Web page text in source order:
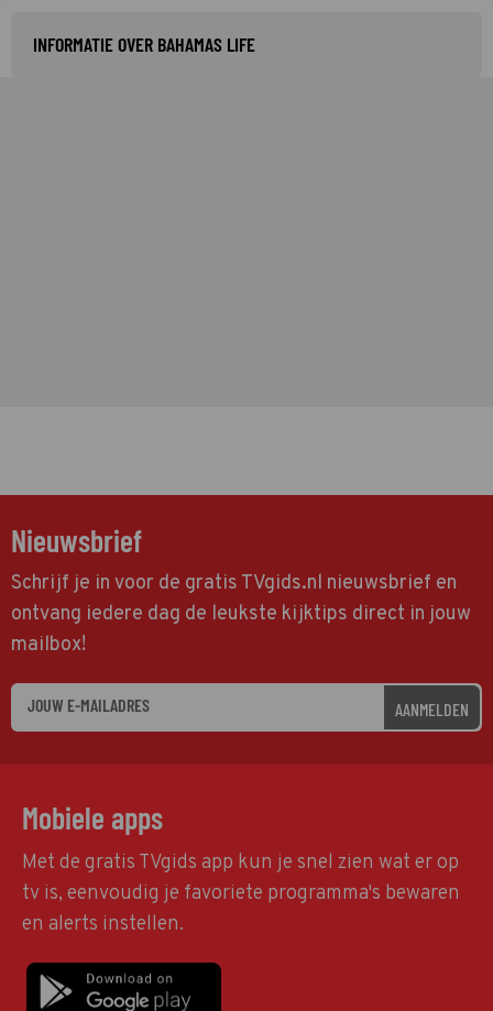
INFORMATIE OVER BAHAMAS LIFE
Nieuwsbrief
Schrijf je in voor de gratis TVgids.nl nieuwsbrief en
ontvang iedere dag de leukste kijktips direct in jouw
mailbox!
AANMELDEN
Mobiele apps
Met de gratis TVgids app kun je snel zien wat er op
tv is, eenvoudig je favoriete programma's bewaren
en alerts instellen.